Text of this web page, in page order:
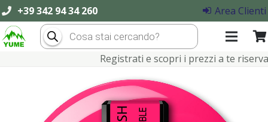
+39 342 94 34 260
Area Clienti
Products
search
Registrati e scopri i prezzi a te riservati!